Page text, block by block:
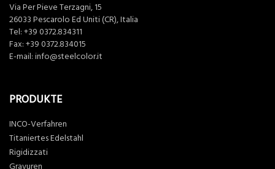
Via Per Pieve Terzagni, 15
26033 Pescarolo Ed Uniti (CR), Italia
Tel: +39 0372.834311
Fax: +39 0372.834015
E-mail: info@steelcolor.it
PRODUKTE
INCO-Verfahren
Titaniertes Edelstahl
Rigidizzati
Gravuren